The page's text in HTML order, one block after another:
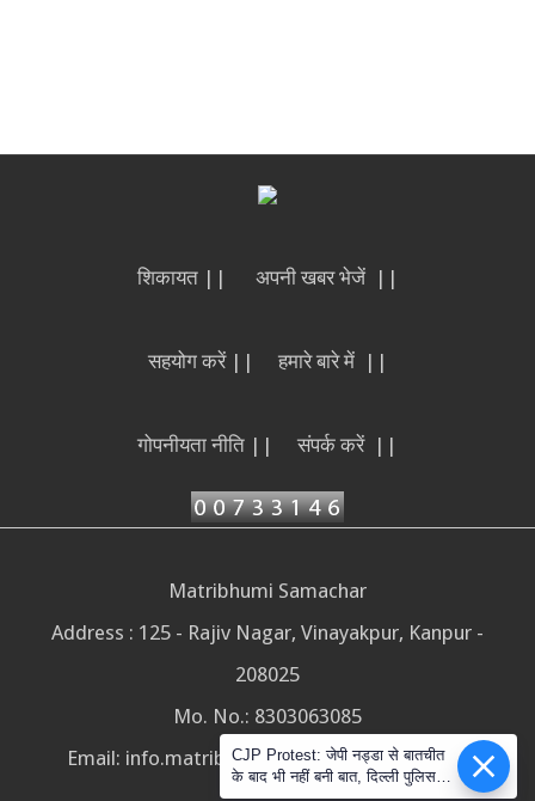
शिकायत || अपनी खबर भेजें ||
सहयोग करें || हमारे बारे में ||
गोपनीयता नीति || संपर्क करें ||
Matribhumi Samachar
Address : 125 - Rajiv Nagar, Vinayakpur, Kanpur -
208025
Mo. No.: 8303063085
Email: info.matribhumisamachar@gmail.com
CJP Protest: जेपी नड्डा से बातचीत
के बाद भी नहीं बनी बात, दिल्ली पुलिस ने